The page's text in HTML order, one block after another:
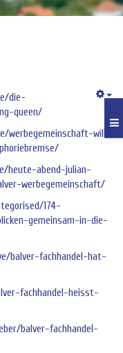
die-
queen/
werbegemeinschaft-will-
heute-abend-julian-
werbegemeinschaft/
174-
gemeinsam-in-die-
balver-fachhandel-hat-
fachhandel-heisst-
balver-fachhandel-